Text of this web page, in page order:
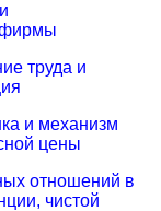
фирмы
труда и
и механизм
цены
отношений в
чистой